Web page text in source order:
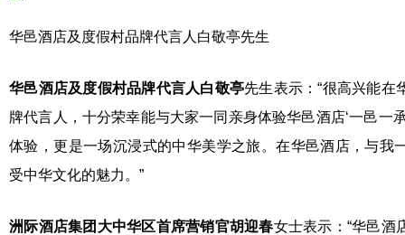
华邑酒店及度假村品牌代言人白敬亭先生
华邑酒店及度假村品牌代言人白敬亭先生表示：“很高兴能在
牌代言人，十分荣幸能与大家一同亲身体验华邑酒店‘一邑一
体验，更是一场沉浸式的中华美学之旅。在华邑酒店，与我
受中华文化的魅力。”
洲际酒店集团大中华区首席营销官胡迎春女士表示：“华邑酒